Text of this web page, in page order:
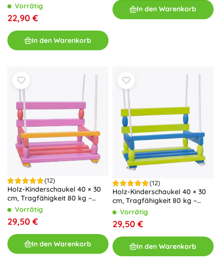
Vorrätig
22,90 €
In den Warenkorb
In den Warenkorb
(12)
Holz-Kinderschaukel 40 × 30
cm, Tragfähigkeit 80 kg –
Rosa
Vorrätig
29,50 €
In den Warenkorb
(12)
Holz-Kinderschaukel 40 × 30
cm, Tragfähigkeit 80 kg –
Blau-grün
Vorrätig
29,50 €
In den Warenkorb